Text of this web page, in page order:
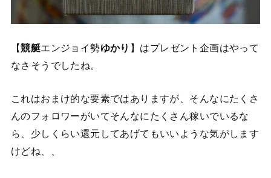
【競艇エンジョイ勢ゆかり 】はプレゼント企画はやって
なさそうでしたね。
これはおまけ的な要素ではありますが、そんなにたくさ
んのフォロワーがいてそんなにたくさん稼いでいるな
ら、少しくらい還元してあげてもいいような気がします
けどね、、